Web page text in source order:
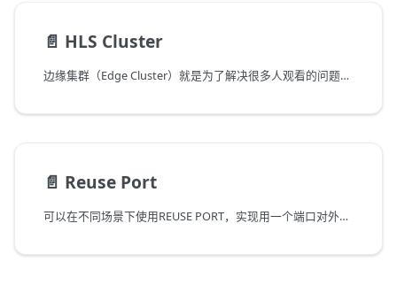
📄️ HLS Cluster
边缘集群（Edge Cluster）就是为了解决很多人观看的问题，可以支持非常多的人观看直播流。注意：
📄️ Reuse Port
可以在不同场景下使用REUSE PORT，实现用一个端口对外服务。